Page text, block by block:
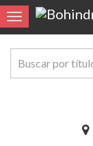
Toggle navigation